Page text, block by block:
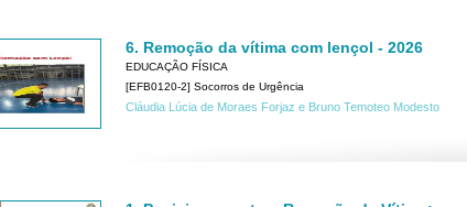
6. Remoção da vítima com lençol - 2026
EDUCAÇÃO FÍSICA
[EFB0120-2] Socorros de Urgência
Cláudia Lúcia de Moraes Forjaz e Bruno Temoteo Modesto